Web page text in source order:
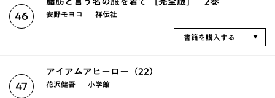
46 安野モヨコ 祥伝社
書籍を購入する
47
アイアムアヒーロー（22）
花沢健吾 小学館